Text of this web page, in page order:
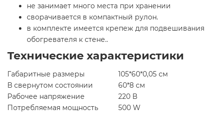
не занимает много места при хранении
сворачивается в компактный рулон.
в комплекте имеется крепеж для подвешивания
обогревателя к стене..
Технические характеристики
Габаритные размеры
105*60*0,05 см
В свернутом состоянии
60*8 см
Рабочее напряжение
220 В
Потребляемая мощность
500 W